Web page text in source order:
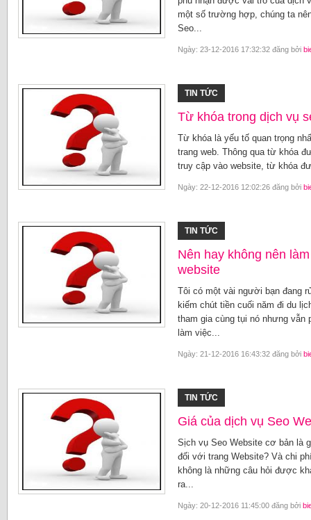
một số trường hợp, chúng ta
Seo...
Ngày: 23-12-2016 17:32:32 đăng bởi
TIN TỨC
Từ khóa trong dịch vụ
Từ khóa là yếu tố quan trọng
trang web. Thông qua từ khóa
truy cập vào website, từ khóa
Ngày: 22-12-2016 12:02:26 đăng bởi
TIN TỨC
Nên hay không nên
website
Tôi có một vài người bạn đang
kiếm chút tiền cuối năm đi du
tham gia cùng tụi nó nhưng vẫn
làm việc...
Ngày: 21-12-2016 16:43:32 đăng bởi
TIN TỨC
Giá của dịch vụ Seo
Sịch vụ Seo Website cơ bản là
đối với trang Website? Và chi
không là những câu hỏi được
ra...
Ngày: 20-12-2016 11:45:00 đăng bởi